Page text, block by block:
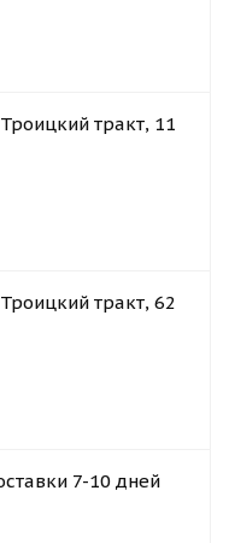
тракт, 11
тракт, 62
7-10 дней